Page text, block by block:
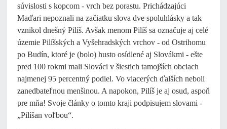
súvislosti s kopcom - vrch bez porastu. Prichádzajúci
Maďari nepoznali na začiatku slova dve spoluhlásky a tak
vznikol dnešný Pilíš. Avšak menom Pilíš sa označuje aj celé
územie Pilíšských a Vyšehradských vrchov - od Ostrihomu
po Budín, ktoré je (bolo) husto osídlené aj Slovákmi - ešte
pred 100 rokmi mali Slováci v šiestich tamojších obciach
najmenej 95 percentný podiel. Vo viacerých ďalších neboli
zanedbateľnou menšinou. A napokon, Pilíš je aj osud, aspoň
pre mňa! Svoje články o tomto kraji podpisujem slovami -
„Pilíšan voľbou“.